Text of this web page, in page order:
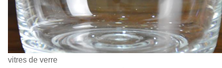
vitres de verre